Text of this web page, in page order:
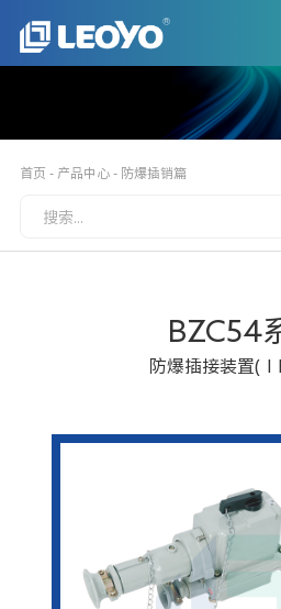
首页 - 产品中心- 防爆插销篇
BZC54
防爆插接装置